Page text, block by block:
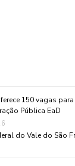
150 vagas
Pública EaD
do Vale do São